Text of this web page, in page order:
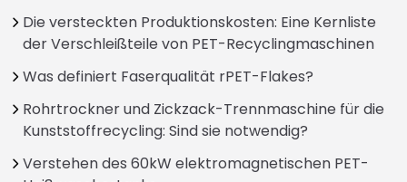
Die versteckten Produktionskosten: Eine Kernliste
der Verschleißteile von PET-Recyclingmaschinen
Was definiert Faserqualität rPET-Flakes?
Rohrtrockner und Zickzack-Trennmaschine für die
Kunststoffrecycling: Sind sie notwendig?
Verstehen des 60kW elektromagnetischen PET-